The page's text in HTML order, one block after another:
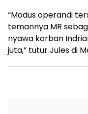
“Modus operandi
temannya MR
nyawa korban
juta,” tutur Jules di